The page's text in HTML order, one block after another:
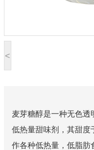
<
麦芽糖醇是一种无色透
低热量甜味剂，其甜度
作各种低热量，低脂肪